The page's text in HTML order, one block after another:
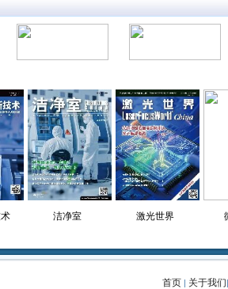
洁净室 激光世界
首页 | 关于我们|